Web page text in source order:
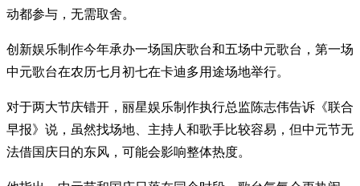
动都参与，无需取舍。
创新娱乐制作今年承办一场国庆歌台和五场中元歌台，第一场
中元歌台在农历七月初七在卡迪多用途场地举行。
对于两大节庆错开，丽星娱乐制作执行总监陈志伟告诉《联合
早报》说，虽然找场地、主持人和歌手比较容易，但中元节无
法借国庆日的东风，可能会影响整体热度。